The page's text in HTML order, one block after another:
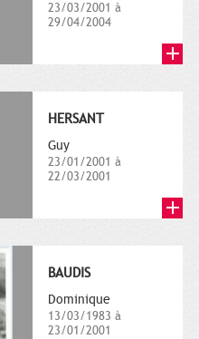
23/03/2001 à
29/04/2004
HERSANT
Guy
23/01/2001 à
22/03/2001
BAUDIS
Dominique
13/03/1983 à
23/01/2001